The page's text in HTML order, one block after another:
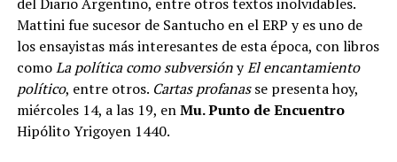
Mattini fue sucesor de Santucho en el ERP y es uno de
los ensayistas más interesantes de esta época, con libros
comoLa política como subversiónyEl encantamiento
político, entre otros. Cartas profanasse presenta hoy,
miércoles 14, a las 19, enMu. Punto de Encuentro
Hipólito Yrigoyen 1440.